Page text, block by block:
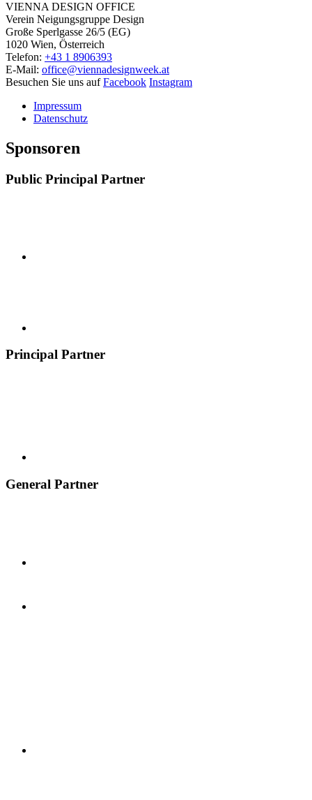
VIENNA DESIGN OFFICE
Verein Neigungsgruppe Design
Große Sperlgasse 26/5 (EG)
1020 Wien, Österreich
Telefon: +43 1 8906393
E-Mail: office@viennadesignweek.at
Besuchen Sie uns aufFacebook Instagram
Impressum
Datenschutz
Sponsoren
Public Principal Partner
Principal Partner
General Partner